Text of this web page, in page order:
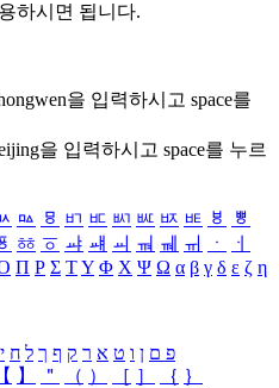
하시면 됩니다.
을 입력하시고 space를
을 입력하시고 space를 누르
ㅰ ㅱ ㅲ ㅳ ㅴ ㅵ ㅶ ㅷ ㅸ
ㅹ
ㆅ ㆆ ㆇ ㆈ ㆉ ㆊ ㆋ ㆌ ㆍ
ㆎ
Π Ρ Σ ΤΥ Φ Χ Ψ Ω α β γ δ ε ζ η
פ ם ן ו ט א ר ק ף ך ל ח י
【 】 ＂ （ ） ［ ］ ｛ ｝